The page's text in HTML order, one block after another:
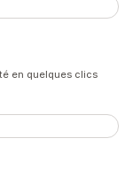
en quelques clics